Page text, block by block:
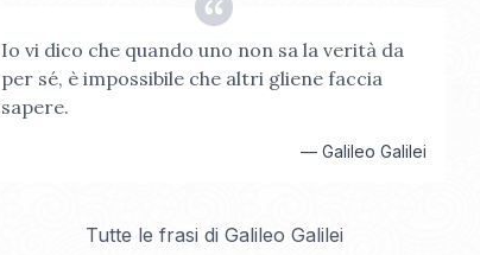
Io vi dico che quando uno non sa la verità da
per sé, è impossibile che altri gliene faccia
sapere.
— Galileo Galilei
Tutte le frasi di Galileo Galilei